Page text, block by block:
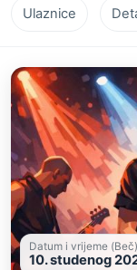
Ulaznice
Datum i vrijeme (Beč)
10. studenog